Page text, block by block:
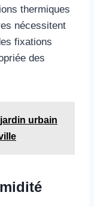
thermiques
nécessitent
fixations
des
urbain